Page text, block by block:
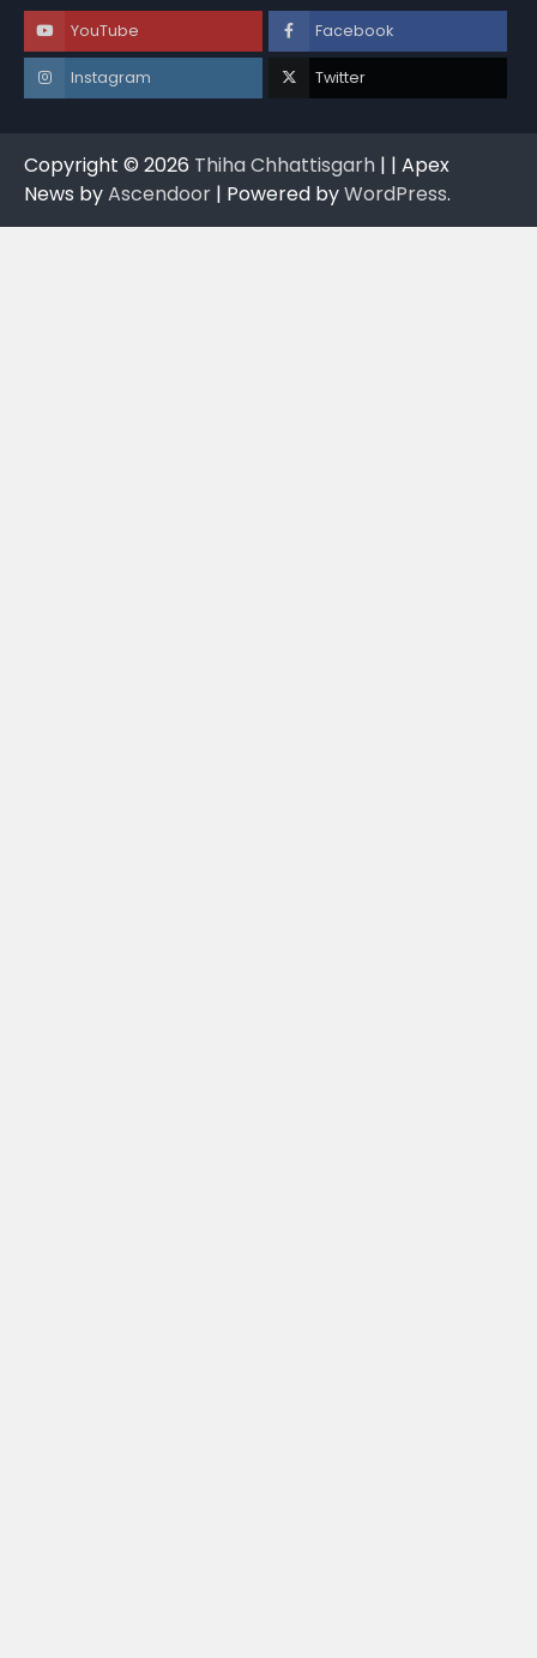
YouTube Facebook
Instagram Twitter
Copyright © 2026 Thiha Chhattisgarh | | Apex
News byAscendoor | Powered byWordPress.